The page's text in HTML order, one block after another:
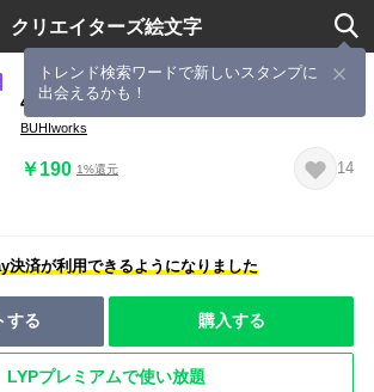
クリエイターズ絵文字
トレンド検索ワードで新しいスタンプに
出会えるかも！
4種のフレブル盛りパイド多め
BUHIworks
￥190 1%還元 14
決済が利用できるようになりました
する 購入する
LYPプレミアムで使い放題